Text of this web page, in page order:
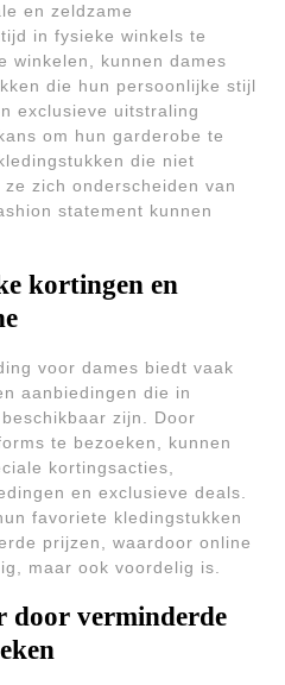
en zeldzame
in fysieke winkels te
winkelen, kunnen dames
die hun persoonlijke stijl
exclusieve uitstraling
om hun garderobe te
die niet
zich onderscheiden van
statement kunnen
kortingen en
voor dames biedt vaak
aanbiedingen die in
zijn. Door
te bezoeken, kunnen
kortingsacties,
en exclusieve deals.
favoriete kledingstukken
prijzen, waardoor online
maar ook voordelig is.
verminderde